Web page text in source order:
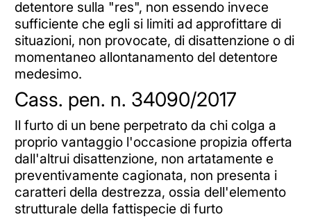
detentore sulla "res", non essendo invece
sufficiente che egli si limiti ad approfittare di
situazioni, non provocate, di disattenzione o di
momentaneo allontanamento del detentore
medesimo.
Cass. pen. n. 34090/2017
Il furto di un bene perpetrato da chi colga a
proprio vantaggio l'occasione propizia offerta
dall'altrui disattenzione, non artatamente e
preventivamente cagionata, non presenta i
caratteri della destrezza, ossia dell'elemento
strutturale della fattispecie di furto